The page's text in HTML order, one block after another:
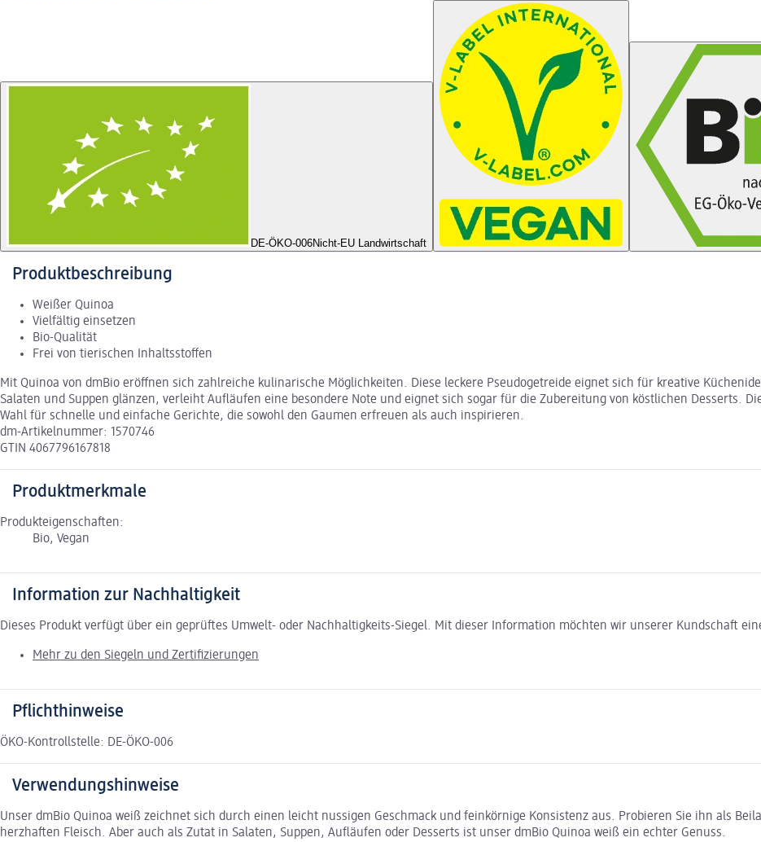
DE-ÖKO-006Nicht-EU Landwirtschaft
Produktbeschreibung
Weißer Quinoa
Vielfältig einsetzen
Bio-Qualität
Frei von tierischen Inhaltsstoffen
Mit Quinoa von dmBio eröffnen sich zahlreiche kulinarische Möglichkeiten. Diese leckere Pseudogetreide eignet sich für kreative
Salaten und Suppen glänzen, verleiht Aufläufen eine besondere Note und eignet sich sogar für die Zubereitung von köstlichen Desserts.
Wahl für schnelle und einfache Gerichte, die sowohl den Gaumen erfreuen als auch inspirieren.
dm-Artikelnummer: 1570746
GTIN 4067796167818
Produktmerkmale
Produkteigenschaften:
Bio, Vegan
Information zur Nachhaltigkeit
Dieses Produkt verfügt über ein geprüftes Umwelt- oder Nachhaltigkeits-Siegel. Mit dieser Information möchten wir unserer Kundschaft
Mehr zu den Siegeln und Zertifizierungen
Pflichthinweise
ÖKO-Kontrollstelle: DE-ÖKO-006
Verwendungshinweise
Unser dmBio Quinoa weiß zeichnet sich durch einen leicht nussigen Geschmack und feinkörnige Konsistenz aus. Probieren Sie ihn als
herzhaften Fleisch. Aber auch als Zutat in Salaten, Suppen, Aufläufen oder Desserts ist unser dmBio Quinoa weiß ein echter Genuss.